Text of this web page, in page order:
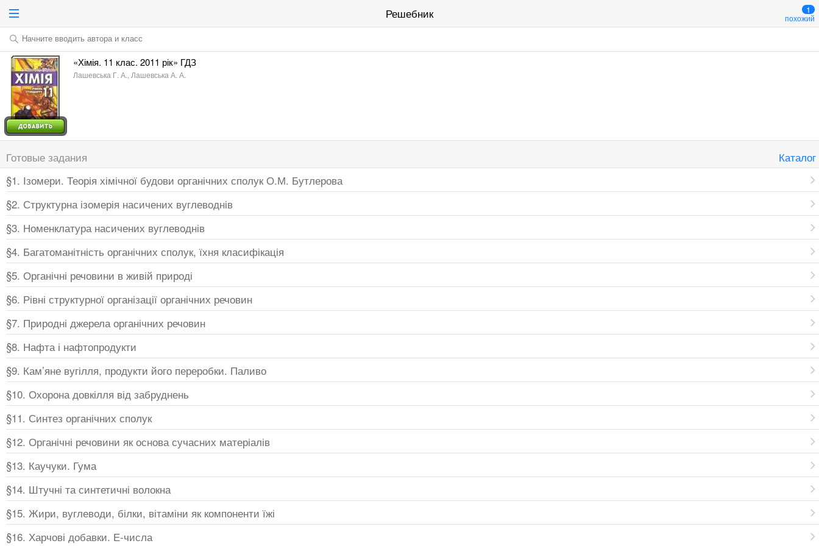
Решебник 1
похожий
Начните вводить автора и класс
«Хімія. 11 клас. 2011 рік» ГДЗ
Лашевська Г. А., Лашевська А. А.
Готовые задания
Каталог
§1. Ізомери. Теорія хімічної будови органічних сполук О.М. Бутлерова
§2. Структурна ізомерія насичених вуглеводнів
§3. Номенклатура насичених вуглеводнів
§4. Багатоманітність органічних сполук, їхня класифікація
§5. Органічні речовини в живій природі
§6. Рівні структурної організації органічних речовин
§7. Природні джерела органічних речовин
§8. Нафта і нафтопродукти
§9. Кам’яне вугілля, продукти його переробки. Паливо
§10. Охорона довкілля від забруднень
§11. Синтез органічних сполук
§12. Органічні речовини як основа сучасних матеріалів
§13. Каучуки. Гума
§14. Штучні та синтетичні волокна
§15. Жири, вуглеводи, білки, вітаміни як компоненти їжі
§16. Харчові добавки. Е-числа